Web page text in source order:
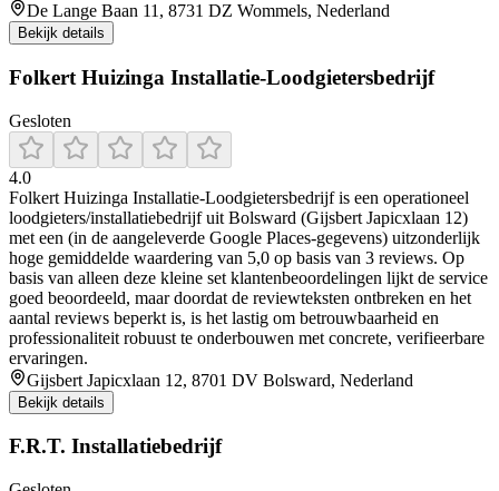
De Lange Baan 11, 8731 DZ Wommels, Nederland
Bekijk details
Folkert Huizinga Installatie-Loodgietersbedrijf
Gesloten
4.0
Folkert Huizinga Installatie-Loodgietersbedrijf is een operationeel
loodgieters/installatiebedrijf uit Bolsward (Gijsbert Japicxlaan 12)
met een (in de aangeleverde Google Places-gegevens) uitzonderlijk
hoge gemiddelde waardering van 5,0 op basis van 3 reviews. Op
basis van alleen deze kleine set klantenbeoordelingen lijkt de service
goed beoordeeld, maar doordat de reviewteksten ontbreken en het
aantal reviews beperkt is, is het lastig om betrouwbaarheid en
professionaliteit robuust te onderbouwen met concrete, verifieerbare
ervaringen.
Gijsbert Japicxlaan 12, 8701 DV Bolsward, Nederland
Bekijk details
F.R.T. Installatiebedrijf